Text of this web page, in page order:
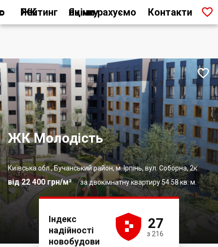
Рейтинг ЖК Як ми рахуємо оцінку Контакти 
ЖК Молодість
Київська обл., Бучанський район, м. Ірпінь, вул. Соборна, 2к
за двокімнатну квартиру 54.58 кв. м.
від 22 400 грн/м²

Індекс
надійності
новобудови




 27
з 216